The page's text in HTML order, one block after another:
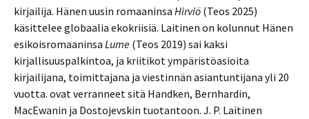
kirjailija. Hänen uusin romaaninsa Hirviö (Teos 2025)
käsittelee globaalia ekokriisiä. Laitinen on kolunnut Hänen
esikoisromaaninsa Lume (Teos 2019) sai kaksi
kirjallisuuspalkintoa, ja kriitikot ympäristöasioita
kirjailijana, toimittajana ja viestinnän asiantuntijana yli 20
vuotta. ovat verranneet sitä Handken, Bernhardin,
MacEwanin ja Dostojevskin tuotantoon. J. P. Laitinen